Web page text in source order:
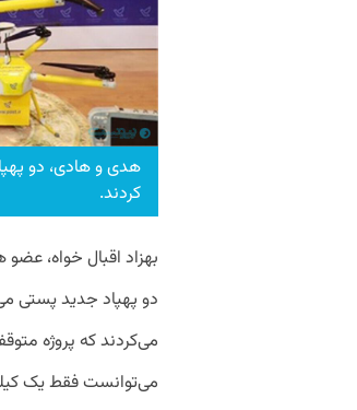
هدی و هادی، دو
کردند.
بهزاد اقبال خواه،
دو پهپاد جدید پستی
می‌کردند که پروژه